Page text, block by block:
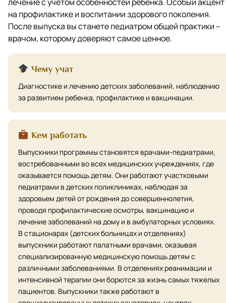
на профилактике и воспитании здорового поколения.
После выпуска вы станете педиатром общей практики –
врачом, которому доверяют самое ценное.
Чему учат
Диагностике и лечению детских заболеваний, наблюдению
за развитием ребенка, профилактике и вакцинации.
Кем работать
Выпускники программы становятся врачами-педиатрами,
востребованными во всех медицинских учреждениях, где
оказывается помощь детям. Они работают участковыми
педиатрами в детских поликлиниках, наблюдая за
здоровьем детей от рождения до совершеннолетия,
проводя профилактические осмотры, вакцинацию и
лечение заболеваний на дому и в амбулаторных условиях.
В стационарах (детских больницах и отделениях)
выпускники работают палатными врачами, оказывая
специализированную медицинскую помощь детям с
различными заболеваниями. В отделениях реанимации и
интенсивной терапии они борются за жизнь самых тяжелых
пациентов. Выпускники также работают в